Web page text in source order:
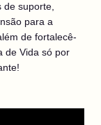
suporte,
para a
de fortalecê-
de Vida só por